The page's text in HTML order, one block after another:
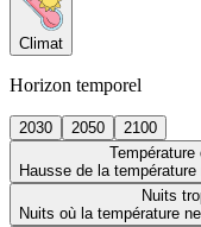
Climat
Horizon temporel
2030 2050
2100
Température
Hausse de la
Nuits
Nuits où la température